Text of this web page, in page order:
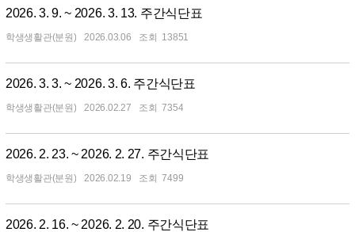
2026. 3. 9. ~ 2026. 3. 13. 주간식단표
학생생활관(분원) 2026.03.06 13851
2026. 3. 3. ~ 2026. 3. 6. 주간식단표
학생생활관(분원) 2026.02.27 7354
2026. 2. 23. ~ 2026. 2. 27. 주간식단표
학생생활관(분원) 2026.02.19 7499
2026. 2. 16. ~ 2026. 2. 20. 주간식단표